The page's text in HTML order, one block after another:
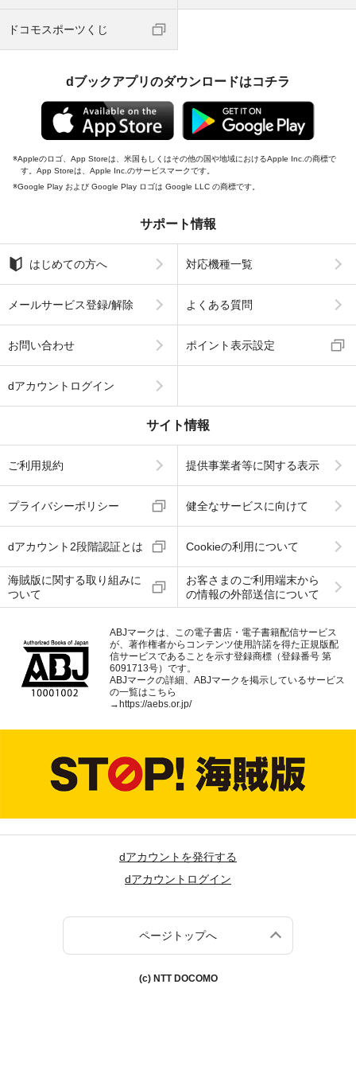
ドコモスポーツくじ
dブックアプリのダウンロードはコチラ
Appleのロゴ、App Storeは、米国もしくはその他の国や地域におけるApple Inc.の商標で
す。App Storeは、Apple Inc.のサービスマークです。
Google Play および Google Play ロゴは Google LLC の商標です。
サポート情報
はじめての方へ 対応機種一覧
メールサービス登録/解除 よくある質問
お問い合わせ ポイント表示設定
dアカウントログイン
サイト情報
ご利用規約 提供事業者等に関する表示
プライバシーポリシー 健全なサービスに向けて
dアカウント2段階認証とは Cookieの利用について
海賊版に関する取り組みに
ついて
お客さまのご利用端末から
の情報の外部送信について
ABJマークは、この電子書店・電子書籍配信サービス
が、著作権者からコンテンツ使用許諾を得た正規版配
信サービスであることを示す登録商標（登録番号 第
6091713号）です。
ABJマークの詳細、ABJマークを掲示しているサービス
の一覧はこちら
→https://aebs.or.jp/
dアカウントを発行する
dアカウントログイン
ページトップへ
(c) NTT DOCOMO